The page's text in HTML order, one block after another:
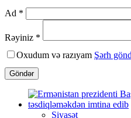
Ad *
Rəyiniz *
Oxudum və razıyam Şərh
Göndər
Siyasət